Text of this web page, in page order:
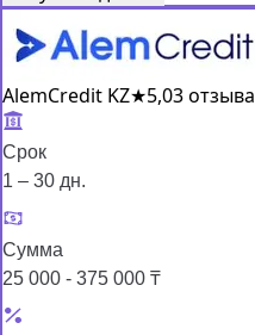
AlemCredit KZ★5,03 отзыва
Срок
1 – 30 дн.
Сумма
25 000 - 375 000 ₸